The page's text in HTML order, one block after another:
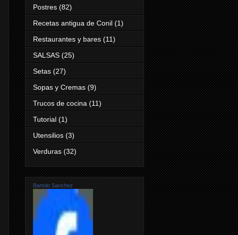
Postres (82)
Recetas antigua de Conil (1)
Restaurantes y bares (11)
SALSAS (25)
Setas (27)
Sopas y Cremas (9)
Trucos de cocina (11)
Tutorial (1)
Utensilios (3)
Verduras (32)
Bartolo Sanchez